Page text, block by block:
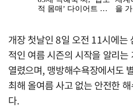
개장 첫날인 8일 오전 11시에는
적인 여름 시즌의 시작을 알리
열렸으며, 맹방해수욕장에서도
최해 올여름 사고 없는 안전한
다.